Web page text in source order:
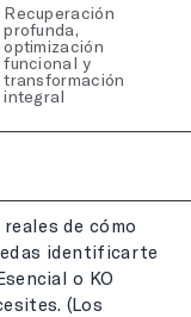
Recuperación
profunda,
optimización
funcional y
transformación
integral
de cómo
identificarte
o KO
(Los